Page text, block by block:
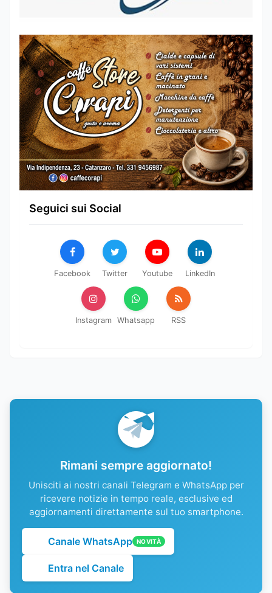
Seguici sui Social
Facebook Twitter Youtube LinkedIn
Instagram Whatsapp RSS
Rimani sempre aggiornato!
Unisciti ai nostri canali Telegram e WhatsApp per
ricevere notizie in tempo reale, esclusive ed
aggiornamenti direttamente sul tuo smartphone.
Canale WhatsApp NOVITÀ
Entra nel Canale